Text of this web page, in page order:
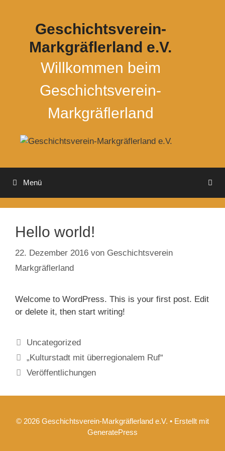
Geschichtsverein-
Markgräflerland e.V.
Willkommen beim
Geschichtsverein-
Markgräflerland
Menü
Hello world!
22. Dezember 2016 von Geschichtsverein
Markgräflerland
Welcome to WordPress. This is your first post. Edit
or delete it, then start writing!
Kategorien
Uncategorized
„Kulturstadt mit überregionalem Ruf“
Veröffentlichungen
© 2026 Geschichtsverein-Markgräflerland e.V. • Erstellt mit
GeneratePress